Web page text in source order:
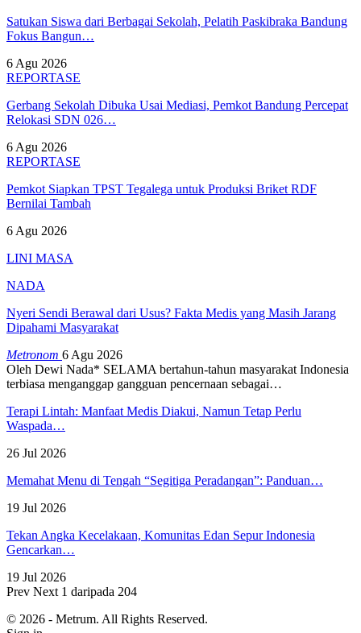
Satukan Siswa dari Berbagai Sekolah, Pelatih Paskibraka Bandung
Fokus Bangun…
6 Agu 2026
REPORTASE
Gerbang Sekolah Dibuka Usai Mediasi, Pemkot Bandung Percepat
Relokasi SDN 026…
6 Agu 2026
REPORTASE
Pemkot Siapkan TPST Tegalega untuk Produksi Briket RDF
Bernilai Tambah
6 Agu 2026
LINI MASA
NADA
Nyeri Sendi Berawal dari Usus? Fakta Medis yang Masih Jarang
Dipahami Masyarakat
Metronom 6 Agu 2026
Oleh Dewi Nada* SELAMA bertahun-tahun masyarakat Indonesia
terbiasa menganggap gangguan pencernaan sebagai…
Terapi Lintah: Manfaat Medis Diakui, Namun Tetap Perlu
Waspada…
26 Jul 2026
Memahat Menu di Tengah “Segitiga Peradangan”: Panduan…
19 Jul 2026
Tekan Angka Kecelakaan, Komunitas Edan Sepur Indonesia
Gencarkan…
19 Jul 2026
Prev Next 1 daripada 204
© 2026 - Metrum. All Rights Reserved.